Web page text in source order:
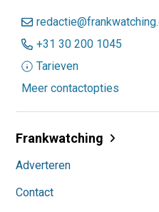
+31 30 200 1045
Tarieven
Meer contactopties
Frankwatching
Adverteren
Contact